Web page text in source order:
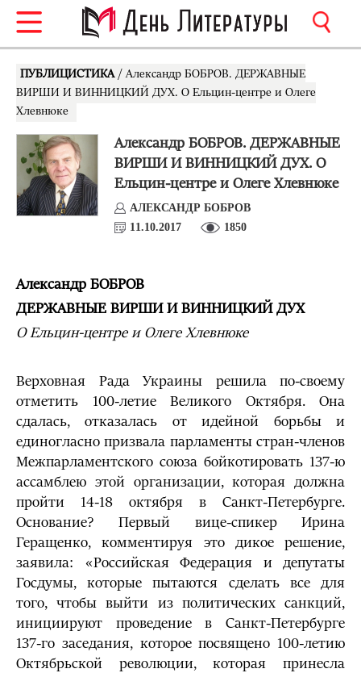
ПУБЛИЦИСТИКА / Александр БОБРОВ. ДЕРЖАВНЫЕ
ВИРШИ И ВИННИЦКИЙ ДУХ. О Ельцин-центре и Олеге
Хлевнюке
Александр БОБРОВ. ДЕРЖАВНЫЕ
ВИРШИ И ВИННИЦКИЙ ДУХ. О
Ельцин-центре и Олеге Хлевнюке
АЛЕКСАНДР БОБРОВ
11.10.2017
1850
Александр БОБРОВ
ДЕРЖАВНЫЕ ВИРШИ И ВИННИЦКИЙ ДУХ
О Ельцин-центре и Олеге Хлевнюке
Верховная Рада Украины решила по-своему
отметить 100-летие Великого Октября. Она
сдалась, отказалась от идейной борьбы и
единогласно призвала парламенты стран-членов
Межпарламентского союза бойкотировать 137-ю
ассамблею этой организации, которая должна
пройти 14-18 октября в Санкт-Петербурге.
Основание? Первый вице-спикер Ирина
Геращенко, комментируя это дикое решение,
заявила: «Российская Федерация и депутаты
Госдумы, которые пытаются сделать все для
того, чтобы выйти из политических санкций,
инициируют проведение в Санкт-Петербурге
137-го заседания, которое посвящено 100-летию
Октябрьской революции, которая принесла